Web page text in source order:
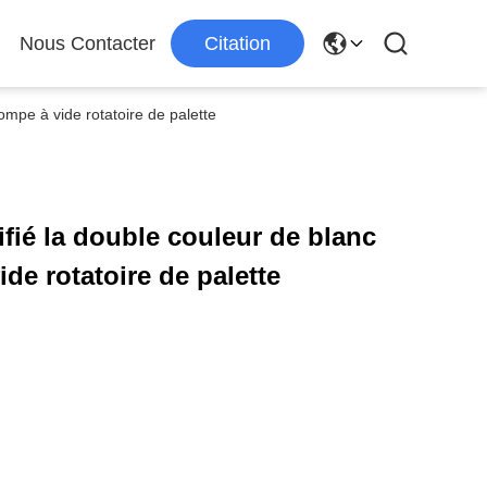
Nous Contacter Citation
à vide rotatoire de palette
la double couleur de blanc
rotatoire de palette